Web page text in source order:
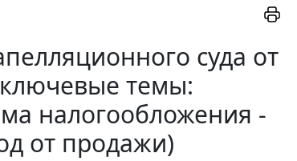
суда от
темы:
налогообложения -
от продажи)